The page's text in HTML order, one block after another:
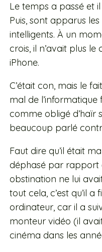
Le temps a passé et
Puis, sont apparus
intelligents. À un
crois, il n’avait plus le
iPhone.
C’était con, mais le
mal de l’informatique
comme obligé d’haïr
beaucoup parlé
Faut dire qu’il était
déphasé par rapport
obstination ne lui
tout cela, c’est qu’il a
ordinateur, car il a
monteur vidéo (il
cinéma dans les